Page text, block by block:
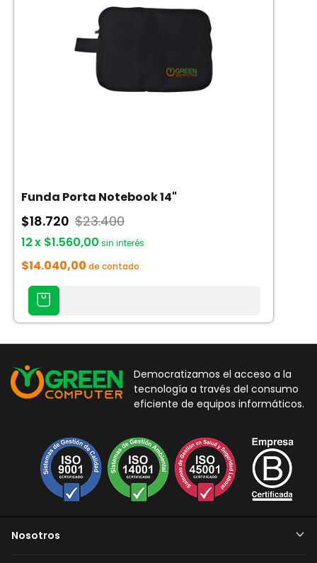
Funda Porta Notebook 14"
$18.720 $23.400
12x $1.560,00 sin interés
$14.040,00 de contado
AGREGAR
CARRITO
Democratizamos el acceso a la
tecnología a través del consumo
eficiente de equipos informáticos.
Nosotros